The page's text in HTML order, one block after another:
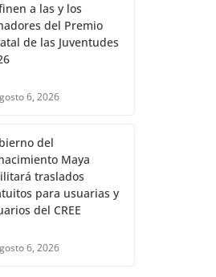
a las y los
del Premio
de las Juventudes
6, 2026
del
Maya
traslados
para usuarias y
del CREE
6, 2026